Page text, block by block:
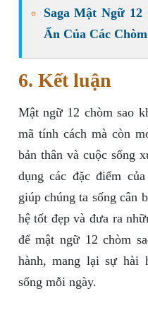
Saga Mật Ngữ
Ẩn Của Các Chòm
6. Kết luận
Mật ngữ 12 chòm sao
mã tính cách mà còn
bản thân và cuộc sống
dụng các đặc điểm
giúp chúng ta sống cân
hệ tốt đẹp và đưa ra
để mật ngữ 12 chòm
hành, mang lại sự hài
sống mỗi ngày.